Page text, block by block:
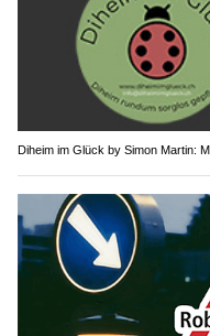
Diheim im Glück by Simon Martin: